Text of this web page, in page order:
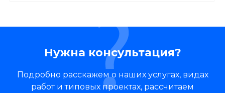
Нужна консультация?
Подробно расскажем о наших услугах, видах
работ и типовых проектах, рассчитаем